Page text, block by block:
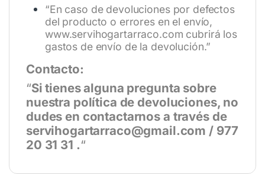
“En caso de devoluciones por defectos
del producto o errores en el envío,
www.servihogartarraco.com cubrirá los
gastos de envío de la devolución.”
Contacto:
“Si tienes alguna pregunta sobre
nuestra política de devoluciones, no
dudes en contactarnos a través de
servihogartarraco@gmail.com / 977
20 31 31 .“